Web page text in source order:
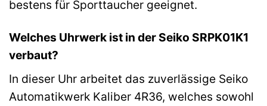
bestens für Sporttaucher geeignet.
Welches Uhrwerk ist in der Seiko SRPK01K1
verbaut?
In dieser Uhr arbeitet das zuverlässige Seiko
Automatikwerk Kaliber 4R36, welches sowohl